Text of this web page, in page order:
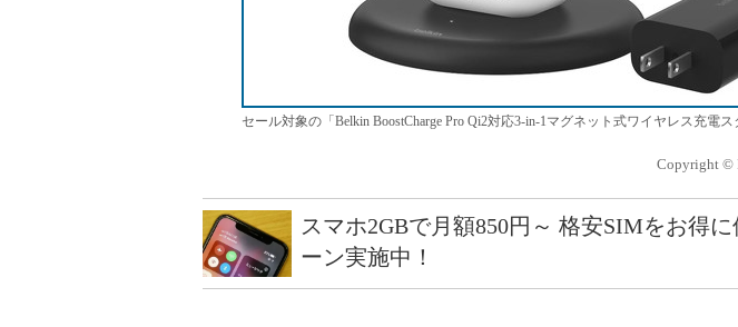
セール対象の「Belkin BoostCharge Pro Qi2対応3-in-1マグネット式ワイヤレス充電ス
Copyright ©
スマホ2GBで月額850円～ 格安SIMをお得
ーン実施中！